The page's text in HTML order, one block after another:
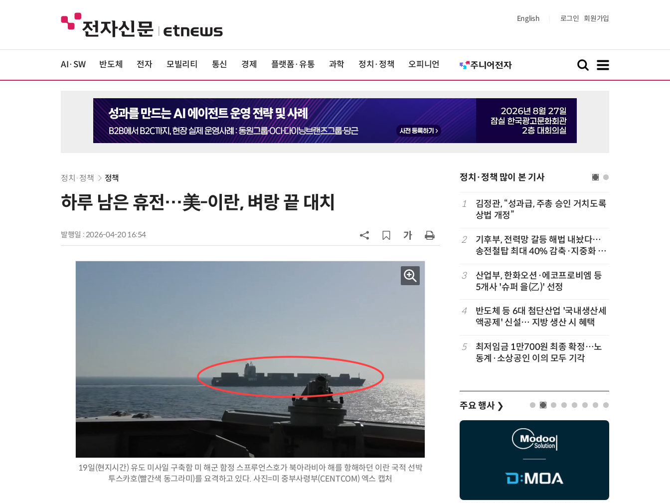
English 로그인 회원가입
AI·SW 반도체 전자 모빌리티 통신 경제 플랫폼·유통 과학 정치·정책 오피니언
정치·정책 정책
하루 남은 휴전…美-이란, 벼랑 끝 대치
발행일 : 2026-04-20 16:54
19일(현지시간) 유도 미사일 구축함 미 해군 함정 스프루언스호가 북아라비아 해를 항해하던 이란 국적 선박
투스카호(빨간색 동그라미)를 요격하고 있다. 사진=미 중부사령부(CENTCOM) 엑스 캡처
정치·정책 많이 본 기사
6
정점식 “김용범 이미 한국경제 빌
돌려차기 피해자 불러 놓고 “돌려차
성균관대 김기강 센터장·이영희 교
수, 차세대 반도체 분야 전문서 세계
취업자 증가 전망 10만명대로 대폭
1
김정관, “성과급, 주총 승인 거치도록
상법 개정”
2
기후부, 전력망 갈등 해법 내놨다…
송전철탑 최대 40% 감축·지중화 확
3
산업부, 한화오션·에코프로비엠 등
5개사 '슈퍼 을(乙)' 선정
4
반도체 등 6대 첨단산업 '국내생산세
액공제' 신설… 지방 생산 시 혜택
5
최저임금 1만700원 최종 확정…노
동계·소상공인 이의 모두 기각
주요 행사 ❯